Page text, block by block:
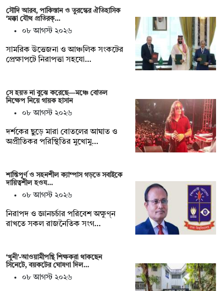
সৌদি আরব, পাকিস্তান ও তুরস্কের ঐতিহাসিক
‘মক্কা যৌথ প্রতিরক্…
০৮ আগস্ট ২০২৬
সামরিক উত্তেজনা ও আঞ্চলিক সংকটের
প্রেক্ষাপটে নিরাপত্তা সহযো…
সে হয়ত না ‍বুঝে করেছে—মঞ্চে বোতল
নিক্ষেপ নিয়ে গায়ক হাসান
০৮ আগস্ট ২০২৬
দর্শকের ছুড়ে মারা বোতলের আঘাত ও
অপ্রীতিকর পরিস্থিতির মুখোমু…
শান্তিপূর্ণ ও সহনশীল ক্যাম্পাস গড়তে সবাইকে
দায়িত্বশীল হওয…
০৮ আগস্ট ২০২৬
নিরাপদ ও জ্ঞানচর্চার পরিবেশ অক্ষুণ্ন
রাখতে সকল রাজনৈতিক সংগ…
‘খুনী’-আওয়ামীপন্থি শিক্ষকরা থাকছেন
সিনেটে, বয়কটের ঘোষণা দিল…
০৮ আগস্ট ২০২৬